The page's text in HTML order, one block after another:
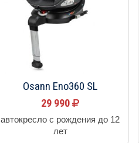
Osann Eno360 SL
29 990
автокресло с рождения до 12
лет